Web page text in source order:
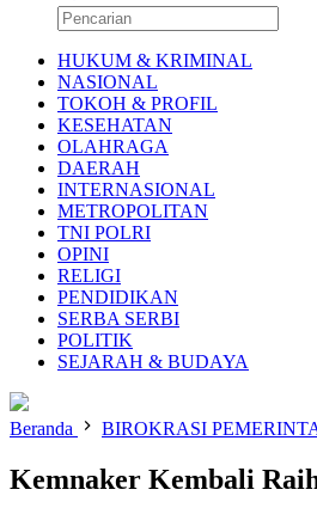
HUKUM & KRIMINAL
NASIONAL
TOKOH & PROFIL
KESEHATAN
OLAHRAGA
DAERAH
INTERNASIONAL
METROPOLITAN
TNI POLRI
OPINI
RELIGI
PENDIDIKAN
SERBA SERBI
POLITIK
SEJARAH & BUDAYA
Beranda BIROKRASI
Kemnaker Kembali